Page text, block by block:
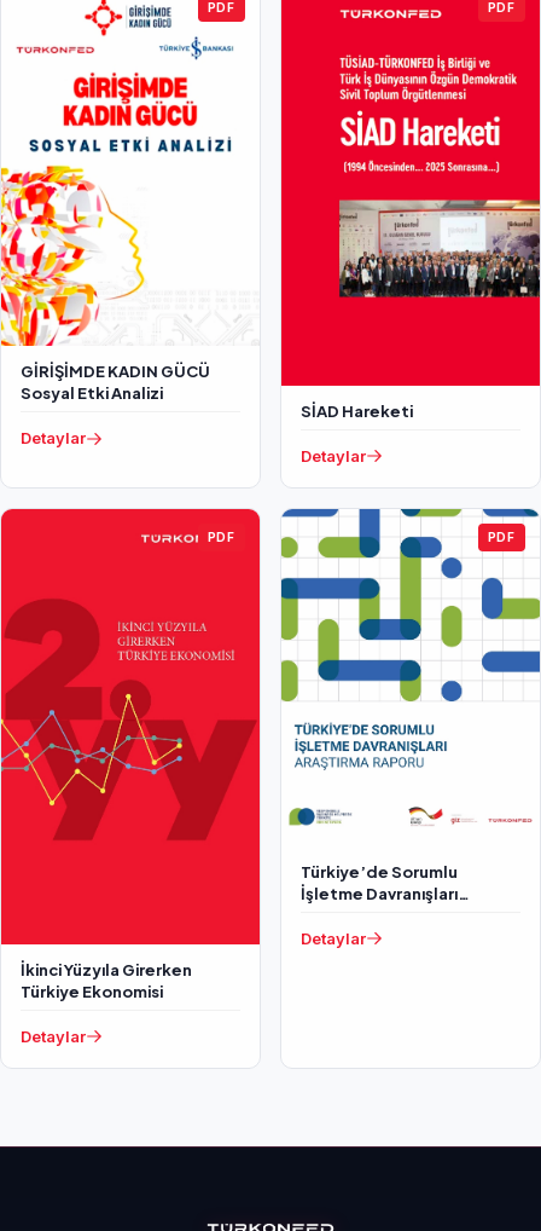
PDF
GİRİŞİMDE KADIN GÜCÜ
Sosyal Etki Analizi
Detaylar
PDF
SİAD Hareketi
Detaylar
PDF
İkinci Yüzyıla Girerken
Türkiye Ekonomisi
Detaylar
PDF
Türkiye’de Sorumlu
İşletme Davranışları
Detaylar